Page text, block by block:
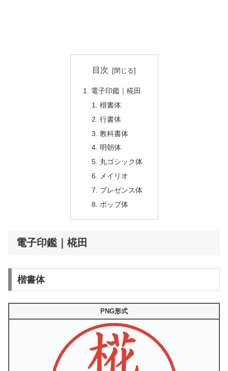
目次
電子印鑑｜椛田
楷書体
行書体
教科書体
明朝体
丸ゴシック体
メイリオ
プレゼンス体
ポップ体
電子印鑑｜椛田
楷書体
PNG形式